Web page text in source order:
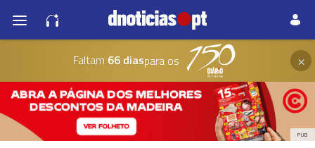
Faltam 66 diaspara os ×
PUB